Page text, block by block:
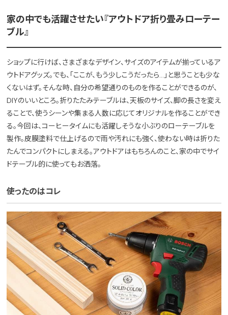
家の中でも活躍させたい『アウトドア折り畳みローテー
ブル』
ショップに行けば、さまざまなデザイン、サイズのアイテムが揃っているア
ウトドアグッズ。でも、「ここが、もう少しこうだったら…」と思うことも少な
くないはず。そんな時、自分の希望通りのものを作ることができるのが、
DIYのいいところ。折りたたみテーブルは、天板のサイズ、脚の長さを変え
ることで、使うシーンや集まる人数に応じてオリジナルを作ることができ
る。今回は、コーヒータイムにも活躍しそうな小ぶりのローテーブルを
製作。皮膜塗料で仕上げるので雨や汚れにも強く、使わない時は折りた
たんでコンパクトにしまえる。アウトドアはもちろんのこと、家の中でサイ
ドテーブル的に使ってもお洒落。
使ったのはコレ